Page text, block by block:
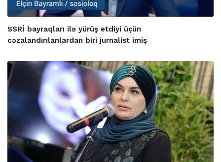
SSRİ bayraqları ilə yürüş etdiyi üçün
cəzalandırılanlardan biri jurnalist imiş